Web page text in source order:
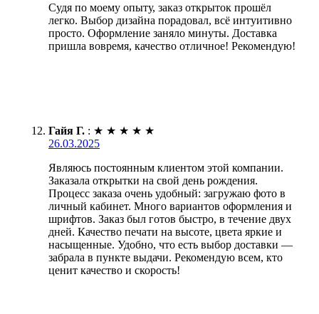
Судя по моему опыту, заказ открыток прошёл
легко. Выбор дизайна порадовал, всё интуитивно
просто. Оформление заняло минуты. Доставка
пришла вовремя, качество отличное! Рекомендую!
Гайя Г. : ★ ★ ★ ★ ★
26.03.2025
Являюсь постоянным клиентом этой компании.
Заказала открытки на свой день рождения.
Процесс заказа очень удобный: загружаю фото в
личный кабинет. Много вариантов оформления и
шрифтов. Заказ был готов быстро, в течение двух
дней. Качество печати на высоте, цвета яркие и
насыщенные. Удобно, что есть выбор доставки —
забрала в пункте выдачи. Рекомендую всем, кто
ценит качество и скорость!